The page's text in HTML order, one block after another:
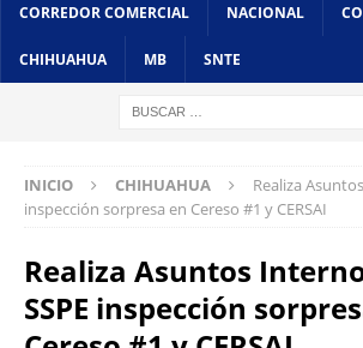
CORREDOR COMERCIAL NACIONAL
CHIHUAHUA MB SNTE
INICIO CHIHUAHUA
Realiza
inspección sorpresa en Cereso #1 y CERSAI
Realiza Asuntos
SSPE inspección